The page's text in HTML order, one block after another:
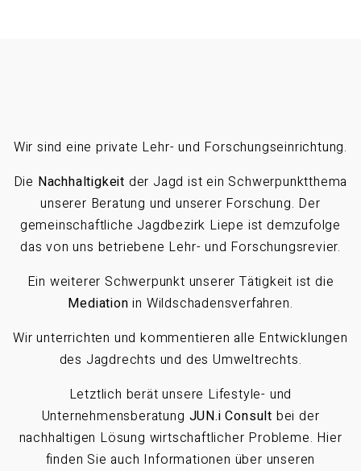
Wir sind eine private Lehr- und Forschungseinrichtung.
Die Nachhaltigkeit der Jagd ist ein Schwerpunktthema
unserer Beratung und unserer Forschung. Der
gemeinschaftliche Jagdbezirk Liepe ist demzufolge
das von uns betriebene Lehr- und Forschungsrevier.
Ein weiterer Schwerpunkt unserer Tätigkeit ist die
Mediation in Wildschadensverfahren.
Wir unterrichten und kommentieren alle Entwicklungen
des Jagdrechts und des Umweltrechts.
Letztlich berät unsere Lifestyle- und
Unternehmensberatung JUN.i Consult bei der
nachhaltigen Lösung wirtschaftlicher Probleme. Hier
finden Sie auch Informationen über unseren